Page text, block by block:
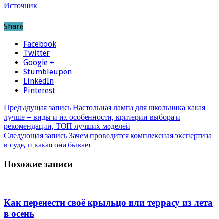
Источник
Share
Facebook
Twitter
Google +
Stumbleupon
LinkedIn
Pinterest
Предыдущая запись Настольная лампа для школьника какая
лучше – виды и их особенности, критерии выбора и
рекомендации, ТОП лучших моделей
Следующая запись Зачем проводится комплексная экспертиза
в суде, и какая она бывает
Похожие записи
Как перенести своё крыльцо или террасу из лета
в осень